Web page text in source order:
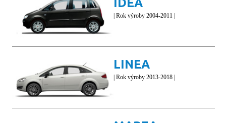
IDEA
| Rok výroby 2004-2011 |
LINEA
| Rok výroby 2013-2018 |